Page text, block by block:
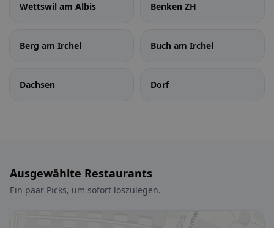
Wettswil am Albis Benken ZH
Berg am Irchel Buch am Irchel
Dachsen Dorf
Ausgewählte Restaurants
Ein paar Picks, um sofort loszulegen.